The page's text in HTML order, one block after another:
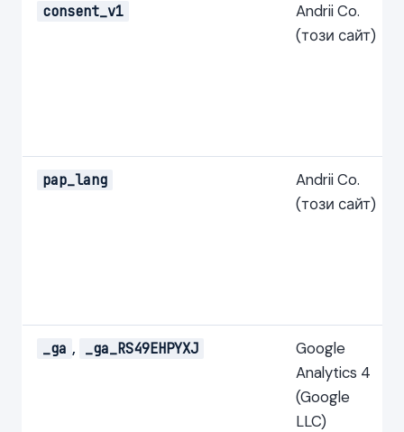
consent_v1
Andrii Co.
(този сайт)
pap_lang
Andrii Co.
(този сайт)
_ga , _ga_RS49EHPYXJ
Google
Analytics 4
(Google
LLC)